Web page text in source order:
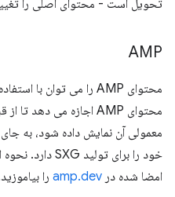
تحویل است - محتوای اصلی را
AMP
معمولی آن نمایش داده شود، به جای AMP URL.AMP
امضا شده در amp.dev را